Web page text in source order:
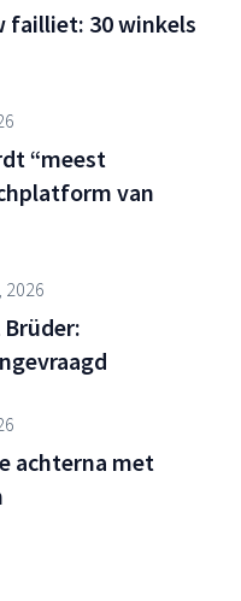
failliet: 30 winkels
“meest
van
2026
achterna met